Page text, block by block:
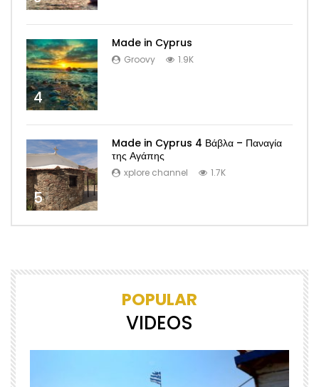
4
Made in Cyprus
Groovy 1.9K
5
Made in Cyprus 4 Βάβλα – Παναγία
της Αγάπης
xplore channel 1.7K
POPULAR
VIDEOS